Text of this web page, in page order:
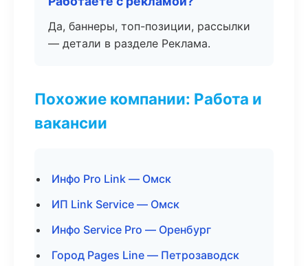
Да, баннеры, топ-позиции, рассылки
— детали в разделе Реклама.
Похожие компании: Работа и
вакансии
Инфо Pro Link — Омск
ИП Link Service — Омск
Инфо Service Pro — Оренбург
Город Pages Line — Петрозаводск